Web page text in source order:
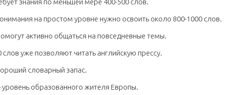
знания по меньшей мере 400-500 слов.
на простом уровне нужно освоить около 800-1000 слов.
активно общаться на повседневные темы.
уже позволяют читать английскую прессу.
словарный запас.
уровень образованного жителя Европы.